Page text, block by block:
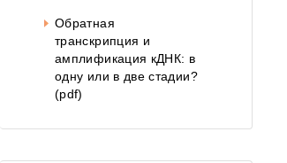
Обратная
транскрипция и
амплификация кДНК: в
одну или в две стадии?
(pdf)